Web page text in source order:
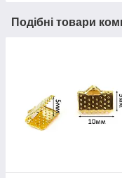
Подібні товари